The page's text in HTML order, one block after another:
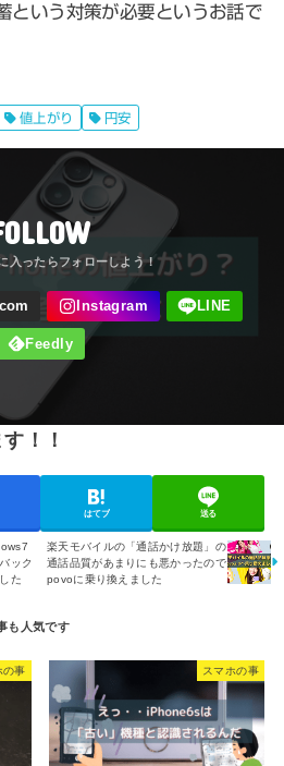
という対策が必要というお話で
値上がり 円安
！！
はてブ 送る
楽天モバイルの「通話かけ放題」の
通話品質があまりにも悪かったので
povoに乗り換えました
ック
た
の事 スマホの事